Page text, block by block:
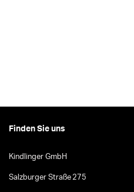
Finden Sie uns
Kindlinger GmbH
Salzburger Straße 275